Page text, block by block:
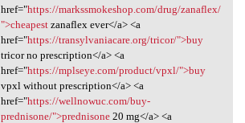
href="https://markssmokeshop.com/drug/zanaflex/
">cheapestzanaflex ever</a> <a
href="https://transylvaniacare.org/tricor/">buy
tricor no prescription</a> <a
href="https://mplseye.com/product/vpxl/">buy
vpxl without prescription</a> <a
href="https://wellnowuc.com/buy-
prednisone/">prednisone20 mg</a> <a